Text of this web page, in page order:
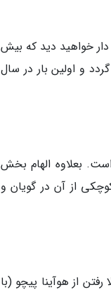
دار خواهید دید که بیش
و اولین بار در سال
است. بعلاوه الهام بخش
از آن در گویان و
از هوآینا پیچو (با